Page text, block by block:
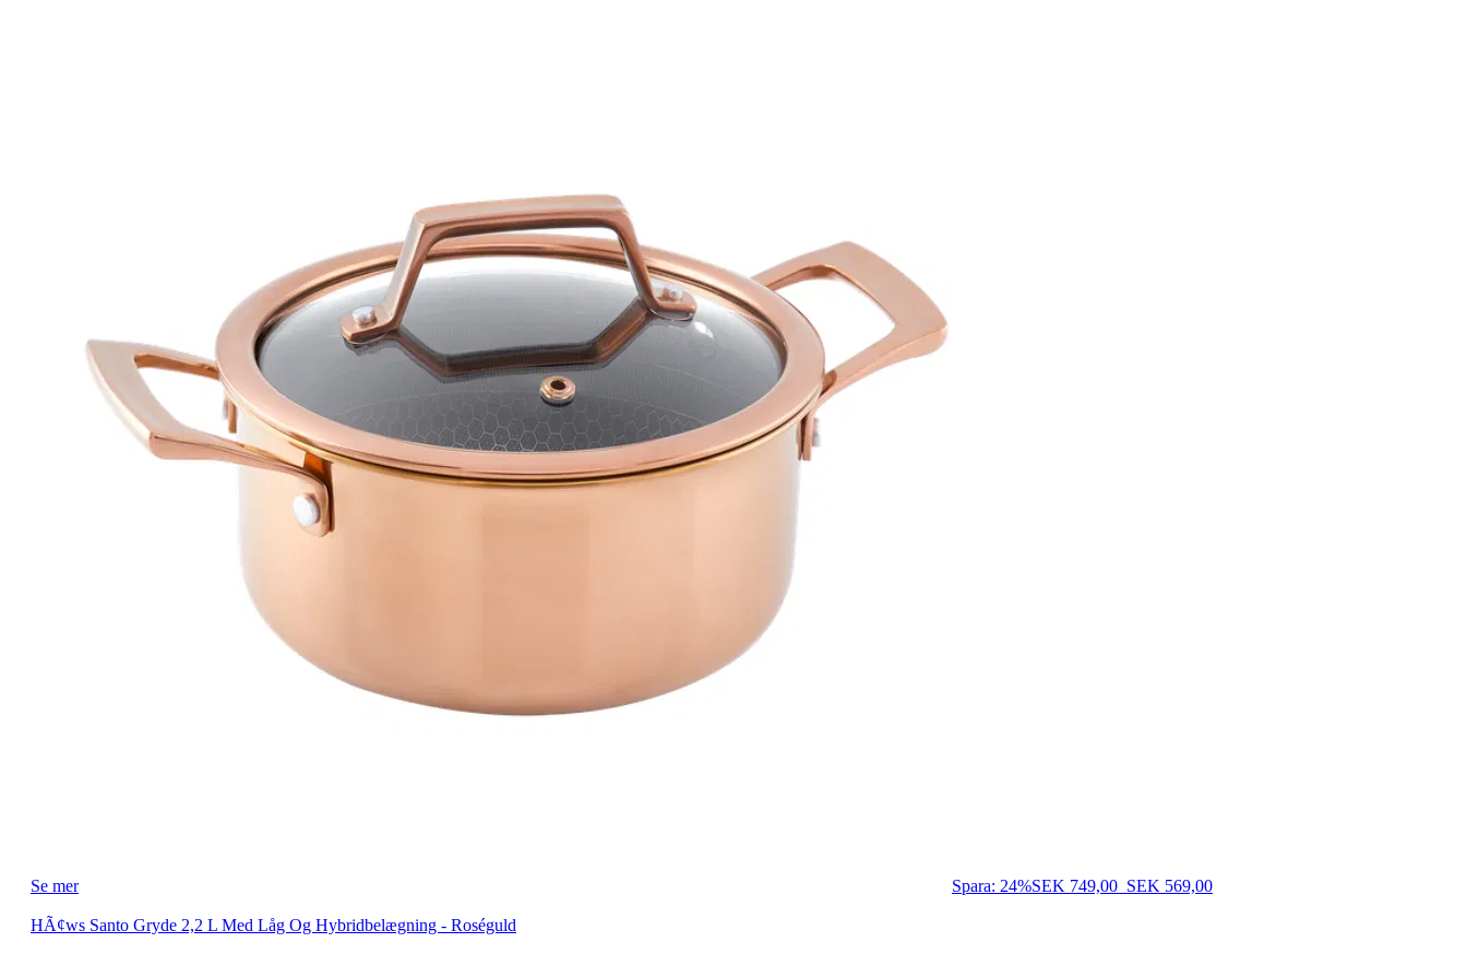
Se mer Spara: 24%SEK 749,00 SEK 569,00
HÃ¢ws Santo Gryde 2,2 L Med Låg Og Hybridbelægning - Roséguld